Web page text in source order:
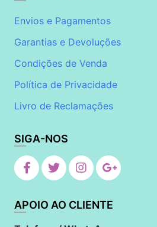
Envios e Pagamentos
Garantias e Devoluções
Condições de Venda
Política de Privacidade
Livro de Reclamações
SIGA-NOS
APOIO AO CLIENTE